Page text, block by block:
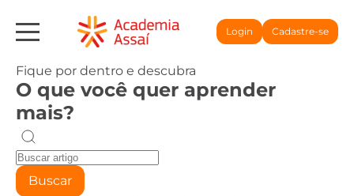
Login Cadastre-se
Fique por dentro e descubra
O que você quer aprender
mais?
Buscar